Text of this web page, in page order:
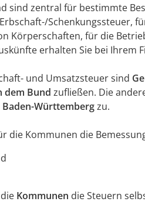
sind zentral für bestimmte
Schenkungssteuer,
Körperschaften, für die
erhalten Sie bei Ihrem
und Umsatzsteuer sind
dem Bund zufließen. Die
Baden-Württembergzu.
die Kommunen die
Kommunen die Steuern